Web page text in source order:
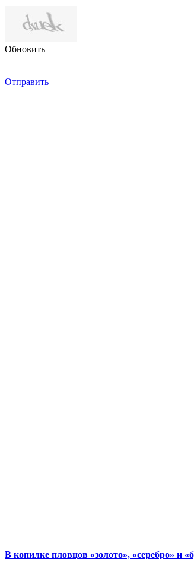
Обновить
Отправить
В копилке пловцов «золото», «серебро» и